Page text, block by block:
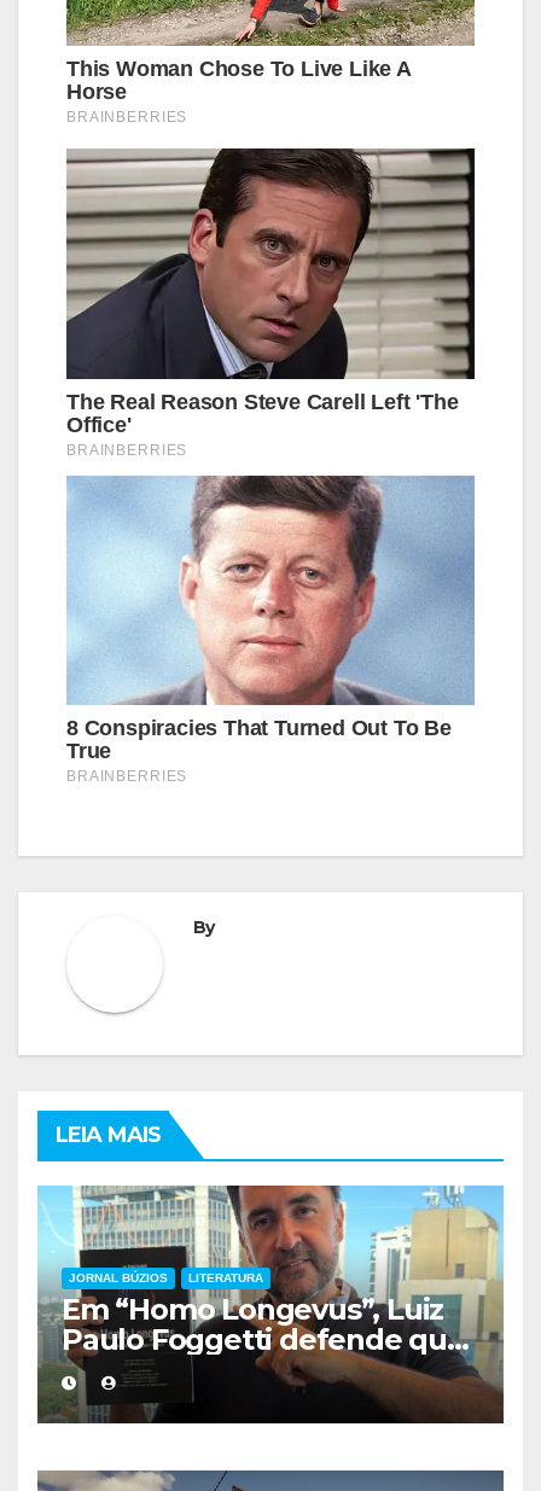
By
LEIA MAIS
JORNAL BÚZIOS LITERATURA
Em “Homo Longevus”, Luiz
Paulo Foggetti defende que
viver mais exigirá uma nova
forma de encarar a vida